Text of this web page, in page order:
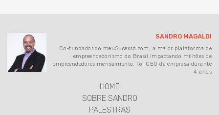
SANDRO MAGALDI
Co-fundador do meuSucesso.com, a maior plataforma de
empreendedorismo do Brasil impactando milhões de
empreendedores mensalmente. Foi CEO da empresa durante
4 anos
HOME
SOBRE SANDRO
PALESTRAS